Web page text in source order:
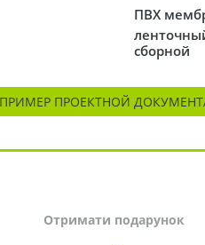
ПВХ
сборной
ПРИМЕР ПРОЕКТНОЙ
Отримати подарунок